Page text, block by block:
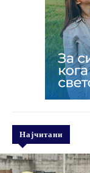
Најчитани